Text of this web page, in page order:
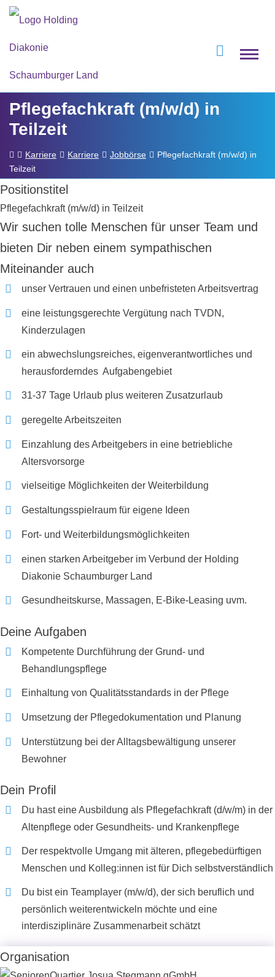
Pflegefachkraft (m/w/d) in
Teilzeit
Karriere Karriere Jobbörse
Pflegefachkraft (m/w/d) in
Teilzeit
Positionstitel
Pflegefachkraft (m/w/d) in Teilzeit
Wir suchen tolle Menschen für unser Team und
bieten Dir neben einem sympathischen
Miteinander auch
unser Vertrauen und einen unbefristeten Arbeitsvertrag
eine leistungsgerechte Vergütung nach TVDN,
Kinderzulagen
ein abwechslungsreiches, eigenverantwortliches und
herausforderndes Aufgabengebiet
31-37 Tage Urlaub plus weiteren Zusatzurlaub
geregelte Arbeitszeiten
Einzahlung des Arbeitgebers in eine betriebliche
Altersvorsorge
vielseitige Möglichkeiten der Weiterbildung
Gestaltungsspielraum für eigene Ideen
Fort- und Weiterbildungsmöglichkeiten
einen starken Arbeitgeber im Verbund der Holding
Diakonie Schaumburger Land
Gesundheitskurse, Massagen, E-Bike-Leasing uvm.
Deine Aufgaben
Kompetente Durchführung der Grund- und
Behandlungspflege
Einhaltung von Qualitätsstandards in der Pflege
Umsetzung der Pflegedokumentation und Planung
Unterstützung bei der Alltagsbewältigung unserer
Bewohner
Dein Profil
Du hast eine Ausbildung als Pflegefachkraft (d/w/m) in der
Altenpflege oder Gesundheits- und Krankenpflege
Der respektvolle Umgang mit älteren, pflegebedürftigen
Menschen und Kolleg:innen ist für Dich selbstverständlich
Du bist ein Teamplayer (m/w/d), der sich beruflich und
persönlich weiterentwickeln möchte und eine
interdisziplinäre Zusammenarbeit schätzt
Organisation